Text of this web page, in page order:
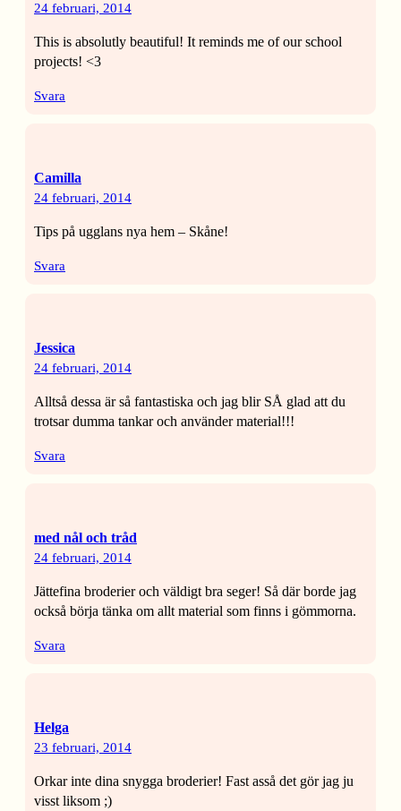
24 februari, 2014
This is absolutly beautiful! It reminds me of our school
projects! <3
Svara
Camilla
24 februari, 2014
Tips på ugglans nya hem – Skåne!
Svara
Jessica
24 februari, 2014
Alltså dessa är så fantastiska och jag blir SÅ glad att du
trotsar dumma tankar och använder material!!!
Svara
med nål och tråd
24 februari, 2014
Jättefina broderier och väldigt bra seger! Så där borde jag
också börja tänka om allt material som finns i gömmorna.
Svara
Helga
23 februari, 2014
Orkar inte dina snygga broderier! Fast asså det gör jag ju
visst liksom ;)